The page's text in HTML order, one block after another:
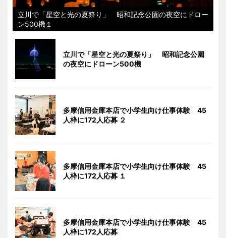
立川で「星空と光の夏祭り」 昭和記念公園の夜空にドロー
ン500機１
立川で「星空と光の夏祭り」 昭和記念公園
の夜空にドローン500機
多摩信用金庫本店で小学生向け仕事体験 45
人枠に172人応募 ２
多摩信用金庫本店で小学生向け仕事体験 45
人枠に172人応募 １
多摩信用金庫本店で小学生向け仕事体験 45
人枠に172人応募